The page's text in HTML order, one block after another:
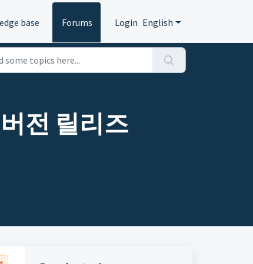
base Forums Login English
버전 릴리즈